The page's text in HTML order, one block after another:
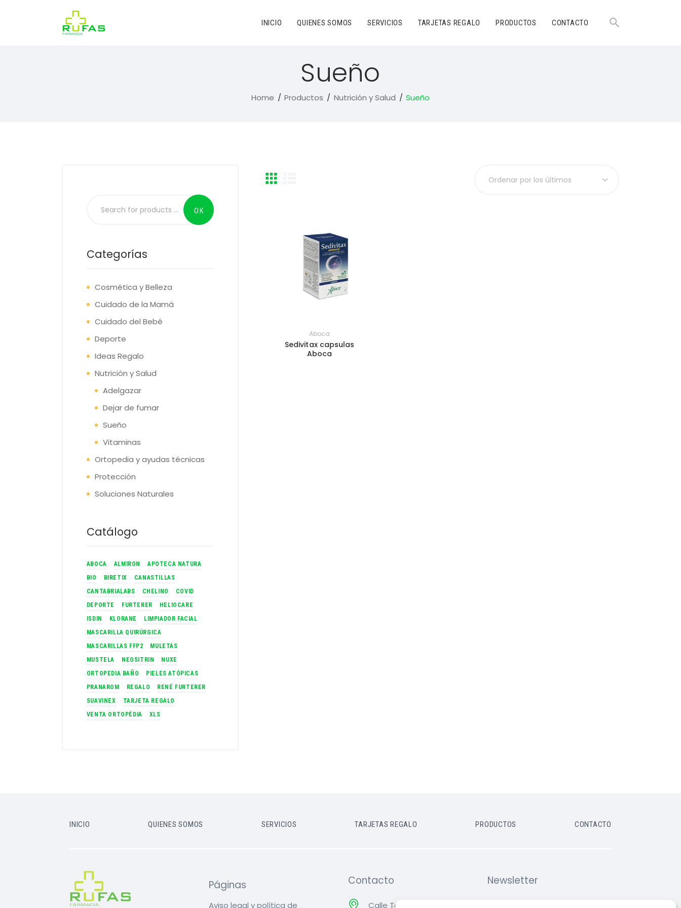
INICIO QUIENES SOMOS SERVICIOS TARJETAS REGALO PRODUCTOS CONTACTO
Sueño
Home Productos Nutrición y Salud Sueño
Aboca
Sedivitax capsulas
Aboca
Categorías
Cosmética y Belleza
Cuidado de la Mamá
Cuidado del Bebé
Deporte
Ideas Regalo
Nutrición y Salud
Adelgazar
Dejar de fumar
Sueño
Vitaminas
Ortopedia y ayudas técnicas
Protección
Soluciones Naturales
Catálogo
ABOCA ALMIRON
APOTECA NATURA
BIO
BIRETIX
CANASTILLAS
CANTABRIALABS
CHELINO
COVID
DEPORTE
FURTERER
HELIOCARE
ISDIN
KLORANE
LIMPIADOR FACIAL
MASCARILLA QUIRÚRGICA
MASCARILLAS FFP2
MULETAS
MUSTELA
NEOSITRIN
NUXE
ORTOPEDIA BAÑO
PIELES ATÓPICAS
PRANAROM
REGALO
RENÉ FURTERER
SUAVINEX
TARJETA REGALO
VENTA ORTOPÉDIA
XLS
INICIO QUIENES SOMOS SERVICIOS TARJETAS REGALO PRODUCTOS CONTACTO
Páginas
Aviso legal y política de
Contacto
Calle Teruel, Nº 8,
Newsletter